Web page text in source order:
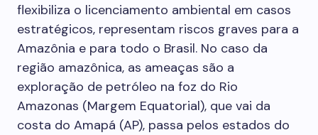
flexibiliza o licenciamento ambiental em casos
estratégicos, representam riscos graves para a
Amazônia e para todo o Brasil. No caso da
região amazônica, as ameaças são a
exploração de petróleo na foz do Rio
Amazonas (Margem Equatorial), que vai da
costa do Amapá (AP), passa pelos estados do